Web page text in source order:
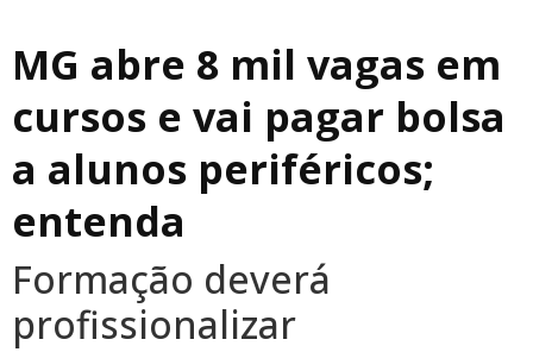
MG abre 8 mil vagas em
cursos e vai pagar bolsa
a alunos periféricos;
entenda
Formação deverá
profissionalizar